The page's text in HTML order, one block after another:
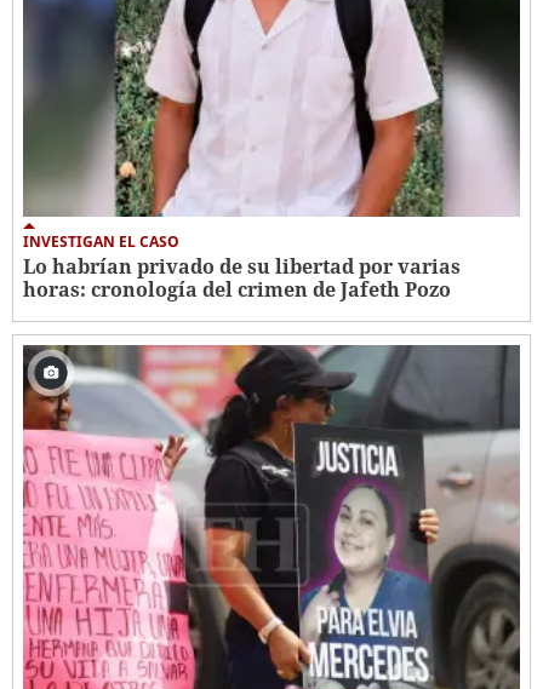
INVESTIGAN EL CASO
Lo habrían privado de su libertad por varias
horas: cronología del crimen de Jafeth Pozo